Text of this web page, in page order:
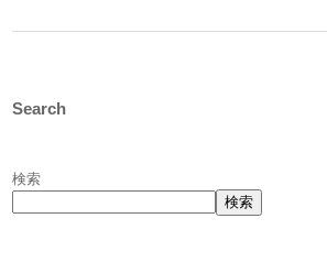
Search
検索
検索